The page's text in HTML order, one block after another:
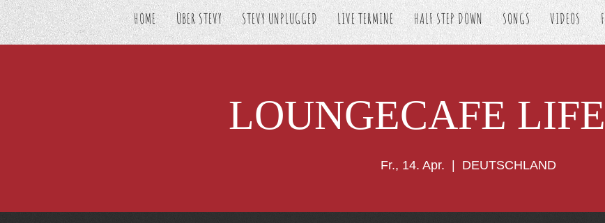
HOME ÜBER STEVY STEVY UNPLUGGED LIVE TERMINE HALF STEP DOWN SONGS VIDEOS
LOUNGECAFE
Fr., 14. Apr. DEUTSCHLAND